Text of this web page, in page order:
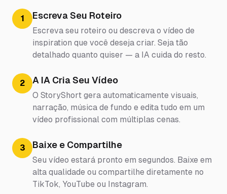
1 Escreva Seu Roteiro
Escreva seu roteiro ou descreva o vídeo de
inspiration que você deseja criar. Seja tão
detalhado quanto quiser — a IA cuida do resto.
2 A IA Cria Seu Vídeo
O StoryShort gera automaticamente visuais,
narração, música de fundo e edita tudo em um
vídeo profissional com múltiplas cenas.
3 Baixe e Compartilhe
Seu vídeo estará pronto em segundos. Baixe em
alta qualidade ou compartilhe diretamente no
TikTok, YouTube ou Instagram.